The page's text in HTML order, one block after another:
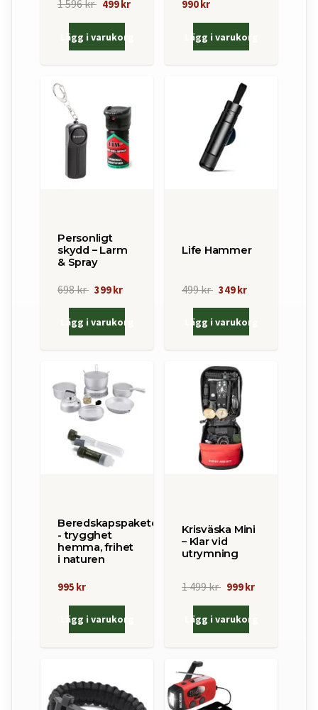
1 596 kr 499 kr
Lägg i varukorg
990 kr
Lägg i varukorg
Personligt
skydd – Larm
& Spray
698 kr 399 kr
Lägg i varukorg
Life Hammer
499 kr 349 kr
Lägg i varukorg
Beredskapspaketet
- trygghet
hemma, frihet
i naturen
995 kr
Lägg i varukorg
Krisväska Mini
– Klar vid
utrymning
1 499 kr 999 kr
Lägg i varukorg